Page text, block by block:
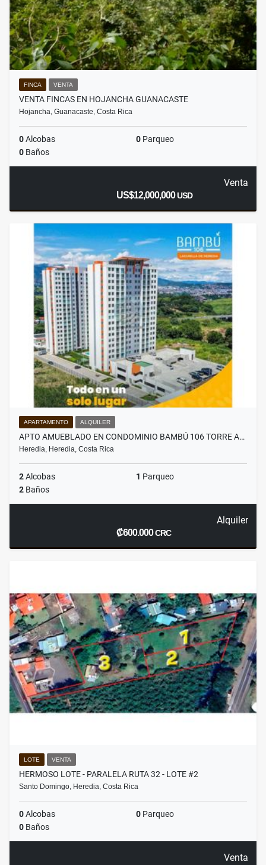
FINCA VENTA
VENTA FINCAS EN HOJANCHA GUANACASTE
Hojancha, Guanacaste, Costa Rica
0Alcobas 0 Parqueo
0 Baños
Venta
US$12,000,000USD
APARTAMENTO ALQUILER
APTO AMUEBLADO EN CONDOMINIO BAMBÚ 106 TORRE A…
Heredia, Heredia, Costa Rica
2Alcobas 1 Parqueo
2 Baños
Alquiler
₡600.000CRC
LOTE VENTA
HERMOSO LOTE - PARALELA RUTA 32 - LOTE #2
Santo Domingo, Heredia, Costa Rica
0Alcobas 0 Parqueo
0 Baños
Venta